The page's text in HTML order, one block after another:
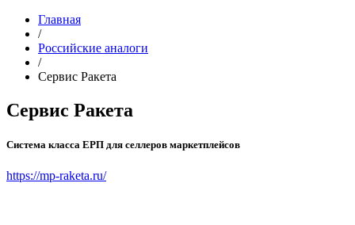
Главная
/
Российские аналоги
/
Сервис Ракета
Сервис Ракета
Система класса ЕРП для селлеров маркетплейсов
https://mp-raketa.ru/